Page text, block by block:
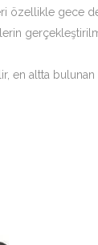
özellikle
en altta